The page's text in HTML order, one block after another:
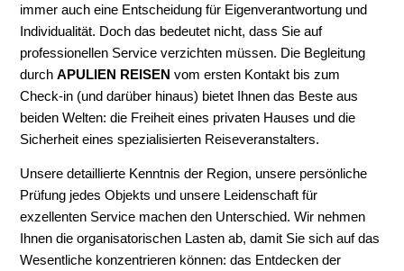
immer auch eine Entscheidung für Eigenverantwortung und
Individualität. Doch das bedeutet nicht, dass Sie auf
professionellen Service verzichten müssen. Die Begleitung
durchAPULIEN REISEN vom ersten Kontakt bis zum
Check-in (und darüber hinaus) bietet Ihnen das Beste aus
beiden Welten: die Freiheit eines privaten Hauses und die
Sicherheit eines spezialisierten Reiseveranstalters.
Unsere detaillierte Kenntnis der Region, unsere persönliche
Prüfung jedes Objekts und unsere Leidenschaft für
exzellenten Service machen den Unterschied. Wir nehmen
Ihnen die organisatorischen Lasten ab, damit Sie sich auf das
Wesentliche konzentrieren können: das Entdecken der